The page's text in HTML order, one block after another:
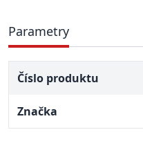
Parametry
Číslo produktu
Značka